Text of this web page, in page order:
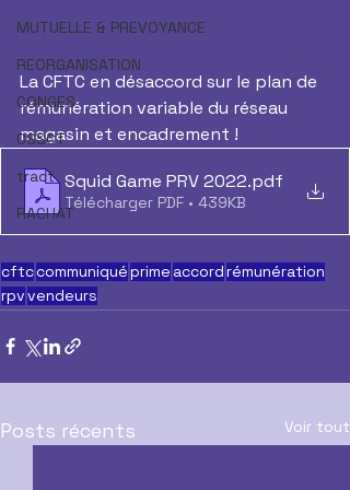
MUTUELLE & PREVOYANCE
REORGANISATION
CONGES
CSSCT
tract
RACHAT
La CFTC en désaccord sur le plan de
rémunération variable du réseau
magasin et encadrement !
Squid Game PRV 2022.pdf
Télécharger PDF • 439KB
cftccommuniquéprime accordrémunération
rpvvendeurs
Posts récents Voir tout